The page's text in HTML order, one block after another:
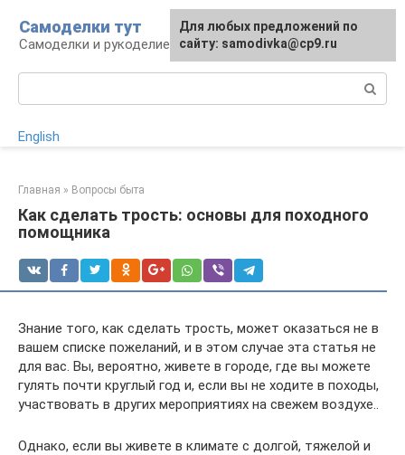
контенту
Самоделки тут
Самоделки и рукоделие для дома и участка
English
Главная » Вопросы быта
Как сделать трость: основы для походного
помощника
Знание того, как сделать трость, может оказаться не в
вашем списке пожеланий, и в этом случае эта статья не
для вас. Вы, вероятно, живете в городе, где вы можете
гулять почти круглый год и, если вы не ходите в походы,
участвовать в других мероприятиях на свежем воздухе..
Однако, если вы живете в климате с долгой, тяжелой и
Для любых предложений по
сайту: samodivka@cp9.ru